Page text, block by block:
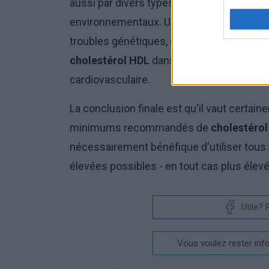
aussi par divers types de
environnementaux. Une étude datant de
troubles génétiques, des patients
cholestérol HDL dans leur sang - il s'est
cardiovasculaire.
La conclusion finale est qu'il vaut
minimums recommandés de cholestérol
nécessairement bénéfique d'utiliser
élevées possibles - en tout cas plus
Utile?
Vous voulez rester